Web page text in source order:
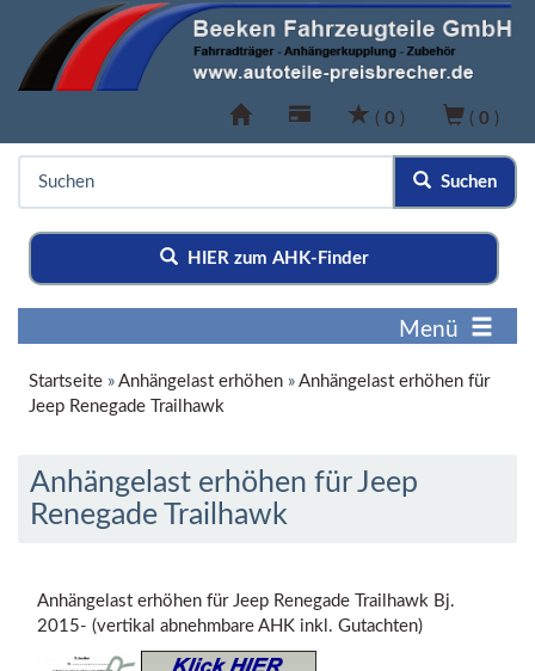
( 0 ) ( 0 )
Suchen
HIER zum AHK-Finder
Menü
Startseite » Anhängelast erhöhen » Anhängelast erhöhen für
Jeep Renegade Trailhawk
Anhängelast erhöhen für Jeep
Renegade Trailhawk
Anhängelast erhöhen für Jeep Renegade Trailhawk Bj.
2015- (vertikal abnehmbare AHK inkl. Gutachten)